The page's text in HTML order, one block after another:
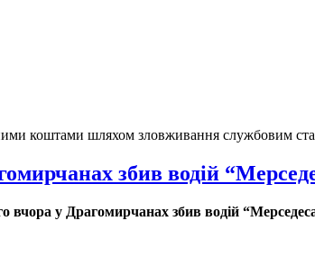
коштами шляхом зловживання службовим
збив водій
вчора у Драгомирчанах збив водій